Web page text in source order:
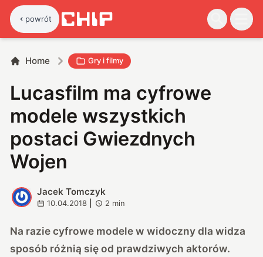
powrót
Home Gry i filmy
Lucasfilm ma cyfrowe
modele wszystkich
postaci Gwiezdnych
Wojen
J
Jacek Tomczyk
10.04.2018 2 min
Na razie cyfrowe modele w widoczny dla widza
sposób różnią się od prawdziwych aktorów.